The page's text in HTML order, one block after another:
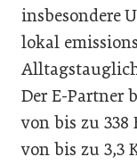
insbesondere
lokal
Der E-Partner
von bis zu
von bis zu 3,3